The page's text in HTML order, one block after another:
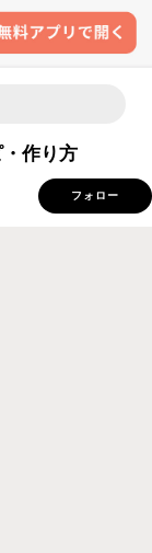
作り方
フォロー